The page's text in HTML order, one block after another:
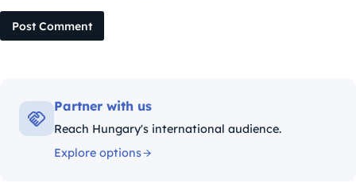
Post Comment
Partner with us
Reach Hungary's international audience.
Explore options